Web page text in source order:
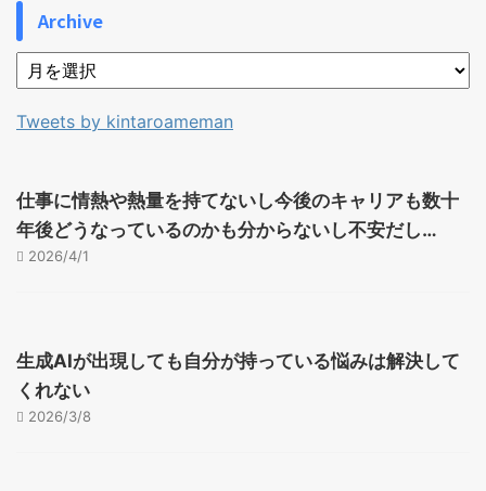
Archive
Tweets by kintaroameman
仕事に情熱や熱量を持てないし今後のキャリアも数十
年後どうなっているのかも分からないし不安だし…
2026/4/1
生成AIが出現しても自分が持っている悩みは解決して
くれない
2026/3/8